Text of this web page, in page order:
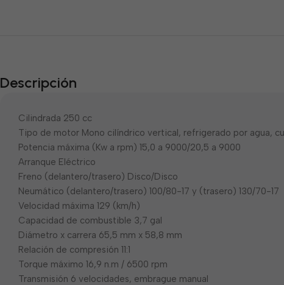
Descripción
Cilindrada 250 cc
Tipo de motor Mono cilíndrico vertical, refrigerado por agua,
Potencia máxima (Kw a rpm) 15,0 a 9000/20,5 a 9000
Arranque Eléctrico
Freno (delantero/trasero) Disco/Disco
Neumático (delantero/trasero) 100/80-17 y (trasero) 130/70-17
Velocidad máxima 129 (km/h)
Capacidad de combustible 3,7 gal
Diámetro x carrera 65,5 mm x 58,8 mm
Relación de compresión 11:1
Torque máximo 16,9 n.m / 6500 rpm
Transmisión 6 velocidades, embrague manual